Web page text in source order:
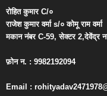
रोहित कुमारC/०
राजेश कुमार वर्माs/० कोमू राम वर्मा
मकान नंबरC-59,सेक्टर2,देवेंद्र
फ़ोन न. : 9982192094
Email :